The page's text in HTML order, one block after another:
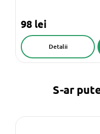
98 lei
Detalii
S-ar